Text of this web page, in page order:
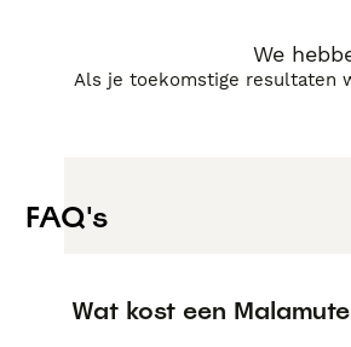
We
Als je toekomstige resultaten
FAQ's
Wat kost een